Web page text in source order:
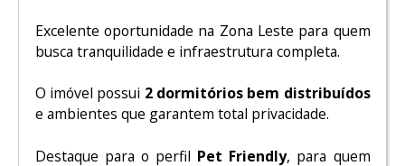
Excelente oportunidade na Zona Leste para quem
busca tranquilidade e infraestrutura completa.
O imóvel possui 2 dormitórios bem distribuídos
e ambientes que garantem total privacidade.
Destaque para o perfil Pet Friendly, para quem